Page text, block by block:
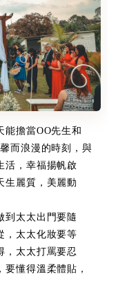
能擔當OO先生和
而浪漫的時刻，與
活，幸福揚帆啟
生麗質，美麗動
到太太出門要隨
，太太化妝要等
，太太打罵要忍
懂得溫柔體貼，